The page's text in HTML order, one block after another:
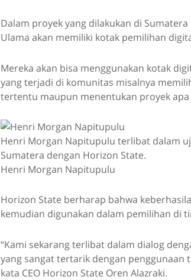
Dalam proyek yang dilakukan di
Ulama akan memiliki kotak pemilihan
Mereka akan bisa menggunakan kotak
yang terjadi di komunitas misalnya
tertentu maupun menentukan proyek apa
Henri Morgan Napitupulu terlibat dalam
Sumatera dengan Horizon State.
Henri Morgan Napitupulu
Horizon State berharap bahwa
kemudian digunakan dalam pemilihan di
“Kami sekarang terlibat dalam dialog
yang sangat tertarik dengan penggunaan
kata CEO Horizon State Oren Alazraki.